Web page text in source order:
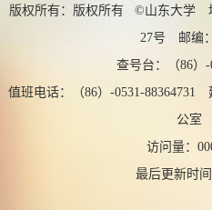
版权所有：版权所有 ©山东大学
27号 邮编
查号台：（86）-
值班电话：（86）-0531-88364731
公
访问量：
最后更新时间